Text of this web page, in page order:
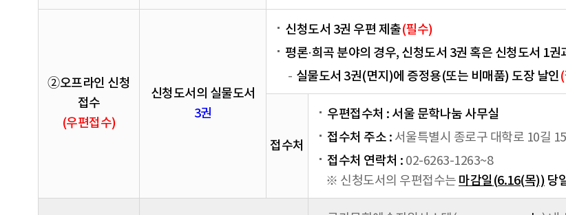
➁오프라인 신청
접수
(우편접수)
신청도서의 실물도서
3권
신청도서 3권 우편 제출(필수)
평론·희곡 분야의 경우, 신청도서 3권 혹은 신청도서 1
실물도서 3권(면지)에 증정용(또는 비매품) 도장 날인
접수처
우편접수처 : 서울 문학나눔 사무실
접수처 주소 : 서울특별시 종로구 대학로 10길
접수처 연락처 : 02-6263-1263~8
※ 신청도서의 우편접수는 마감일(6.16(목)) 당